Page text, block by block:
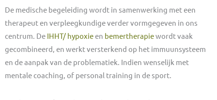
De medische begeleiding wordt in samenwerking met een
therapeut en verpleegkundige verder vormgegeven in ons
centrum. De IHHT/ hypoxieen bemertherapiewordt vaak
gecombineerd, en werkt versterkend op het immuunsysteem
en de aanpak van de problematiek. Indien wenselijk met
mentale coaching, of personal training in de sport.